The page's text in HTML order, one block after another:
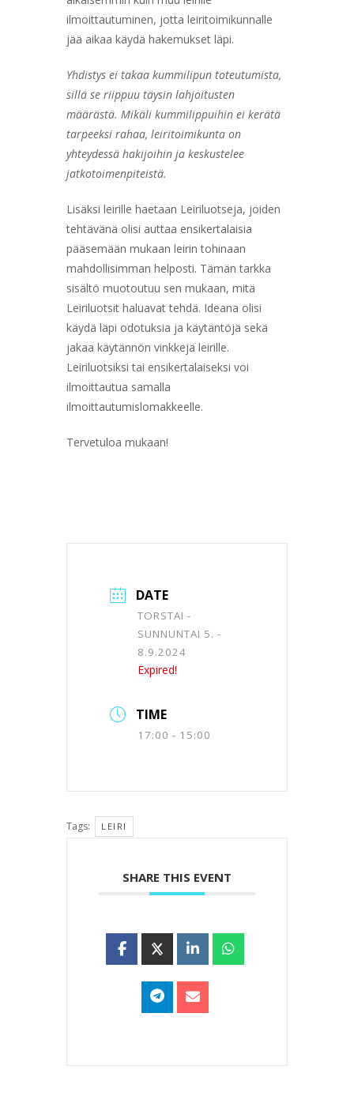
ilmoittautuminen, jotta leiritoimikunnalle
jää aikaa käydä hakemukset läpi.
Yhdistys ei takaa kummilipun toteutumista,
sillä se riippuu täysin lahjoitusten
määrästä. Mikäli kummilippuihin ei kerätä
tarpeeksi rahaa, leiritoimikunta on
yhteydessä hakijoihin ja keskustelee
jatkotoimenpiteistä.
Lisäksi leirille haetaan Leiriluotseja, joiden
tehtävänä olisi auttaa ensikertalaisia
pääsemään mukaan leirin tohinaan
mahdollisimman helposti. Tämän tarkka
sisältö muotoutuu sen mukaan, mitä
Leiriluotsit haluavat tehdä. Ideana olisi
käydä läpi odotuksia ja käytäntöjä sekä
jakaa käytännön vinkkejä leirille.
Leiriluotsiksi tai ensikertalaiseksi voi
ilmoittautua samalla
ilmoittautumislomakkeelle.
Tervetuloa mukaan!
DATE
TORSTAI -
SUNNUNTAI 5. -
8.9.2024
Expired!
TIME
17:00 - 15:00
Tags: LEIRI
SHARE THIS EVENT